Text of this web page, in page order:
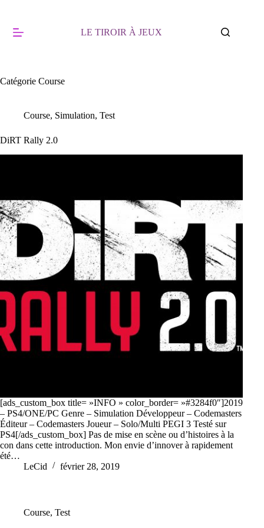
LE TIROIR À JEUX
Catégorie Course
Course, Simulation, Test
DiRT Rally 2.0
[ads_custom_box title= »INFO » color_border= »#3284f0″]2019
– PS4/ONE/PC Genre – Simulation Développeur – Codemasters
Éditeur – Codemasters Joueur – Solo/Multi PEGI 3 Testé sur
PS4[/ads_custom_box] Pas de mise en scène ou d’histoires à la
con dans cette introduction. Mon envie d’innover à rapidement
été…
LeCid
février 28, 2019
Course, Test